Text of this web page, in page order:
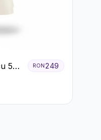
5
RON 249